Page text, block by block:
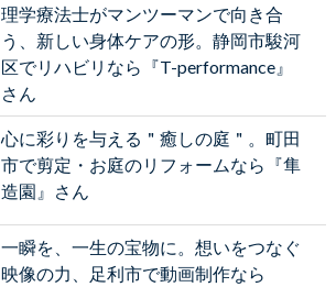
理学療法士がマンツーマンで向き合
う、新しい身体ケアの形。静岡市駿河
区でリハビリなら『T-performance』
さん
心に彩りを与える＂癒しの庭＂。町田
市で剪定・お庭のリフォームなら『隼
造園』さん
一瞬を、一生の宝物に。想いをつなぐ
映像の力、足利市で動画制作なら